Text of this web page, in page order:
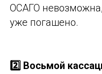
ОСАГО невозможна,
уже погашено.
2️⃣ Восьмой